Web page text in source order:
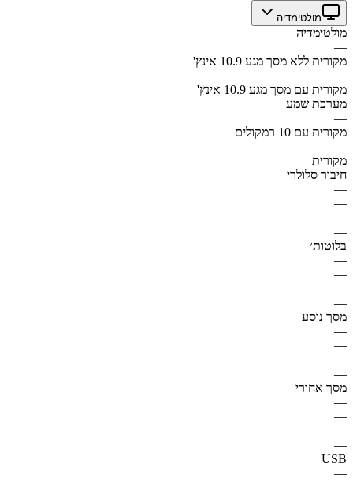
מולטימדיה
מולטימדיה
—
מקורית ללא מסך מגע 10.9 אינץ'
—
מקורית עם מסך מגע 10.9 אינץ'
מערכת שמע
—
מקורית עם 10 רמקולים
—
מקורית
חיבור סלולרי
—
—
—
—
בלוטות׳
—
—
—
—
מסך נוסע
—
—
—
—
מסך אחורי
—
—
—
—
USB
—